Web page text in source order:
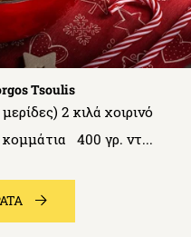
Tsoulis
2 κιλά χοιρινό
400 γρ. ντ...